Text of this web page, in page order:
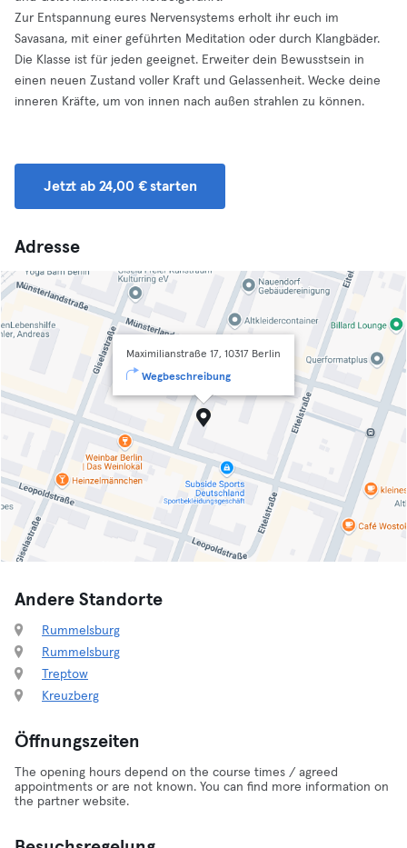
Zur Entspannung eures Nervensystems erholt ihr euch im
Savasana, mit einer geführten Meditation oder durch Klangbäder.
Die Klasse ist für jeden geeignet. Erweiter dein Bewusstsein in
einen neuen Zustand voller Kraft und Gelassenheit. Wecke deine
inneren Kräfte, um von innen nach außen strahlen zu können.
Jetzt ab 24,00 € starten
Adresse
Maximilianstraße 17, 10317 Berlin
Wegbeschreibung
Andere Standorte
Rummelsburg
Rummelsburg
Treptow
Kreuzberg
Öffnungszeiten
The opening hours depend on the course times / agreed
appointments or are not known. You can find more information on
the partner website.